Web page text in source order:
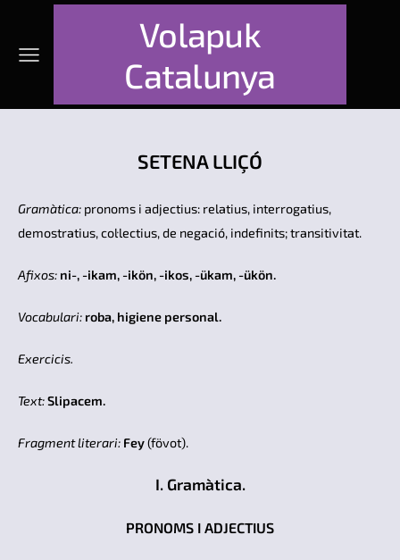
Volapuk
Catalunya
SETENA LLIÇÓ
Gramàtica: pronoms i adjectius: relatius, interrogatius,
demostratius, col·lectius, de negació, indefinits; transitivitat.
Afixos: ni-, -ikam, -ikön, -ikos, -ükam, -ükön.
Vocabulari: roba, higiene personal.
Exercicis.
Text:Slipacem.
Fragment literari: Fey(fövot).
I. Gramàtica.
PRONOMS I ADJECTIUS